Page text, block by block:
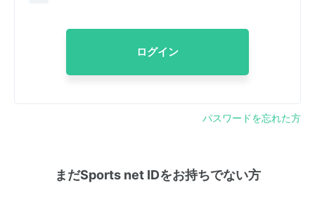
ログイン
パスワードを忘れた方
まだSports net IDをお持ちでない方